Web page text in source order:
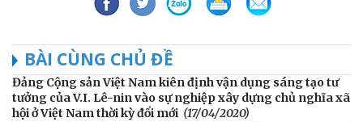
BÀI CÙNG CHỦ ĐỀ
Đảng Cộng sản Việt Nam kiên định vận dụng sáng tạo tư
tưởng của V.I. Lê-nin vào sự nghiệp xây dựng chủ nghĩa xã
hội ở Việt Nam thời kỳ đổi mới (17/04/2020)